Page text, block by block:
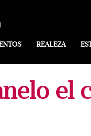
REALEZA
el